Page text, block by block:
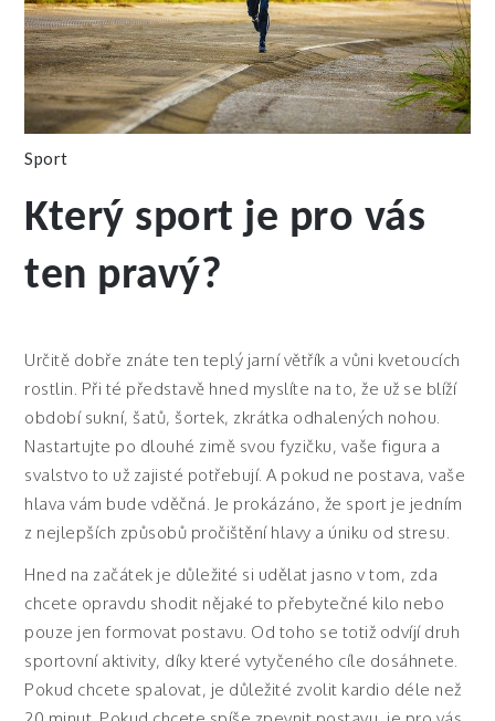
Sport
Který sport je pro vás
ten pravý?
Určitě dobře znáte ten teplý jarní větřík a vůni kvetoucích
rostlin. Při té představě hned myslíte na to, že už se blíží
období sukní, šatů, šortek, zkrátka odhalených nohou.
Nastartujte po dlouhé zimě svou fyzičku, vaše figura a
svalstvo to už zajisté potřebují. A pokud ne postava, vaše
hlava vám bude vděčná. Je prokázáno, že sport je jedním
z nejlepších způsobů pročištění hlavy a úniku od stresu.
Hned na začátek je důležité si udělat jasno v tom, zda
chcete opravdu shodit nějaké to přebytečné kilo nebo
pouze jen formovat postavu. Od toho se totiž odvíjí druh
sportovní aktivity, díky které vytyčeného cíle dosáhnete.
Pokud chcete spalovat, je důležité zvolit kardio déle než